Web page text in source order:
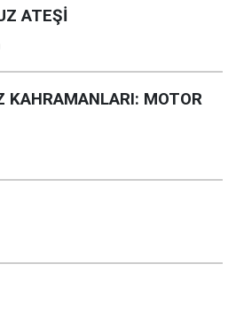
ATEŞİ
KAHRAMANLARI: MOTOR